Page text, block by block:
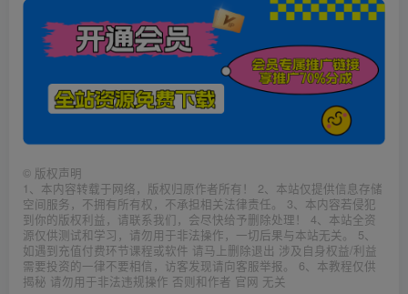
© 版权声明
1、本内容转载于网络，版权归原作者所有！ 2、本站仅提供信息存储
空间服务，不拥有所有权，不承担相关法律责任。 3、本内容若侵犯
到你的版权利益，请联系我们，会尽快给予删除处理！ 4、本站全资
源仅供测试和学习，请勿用于非法操作，一切后果与本站无关。 5、
如遇到充值付费环节课程或软件 请马上删除退出 涉及自身权益/利益
需要投资的一律不要相信，访客发现请向客服举报。 6、本教程仅供
揭秘 请勿用于非法违规操作 否则和作者 官网 无关